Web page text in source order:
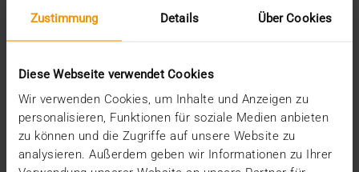
Zustimmung Details Über Cookies
Diese Webseite verwendet Cookies
Wir verwenden Cookies, um Inhalte und Anzeigen zu
personalisieren, Funktionen für soziale Medien anbieten
zu können und die Zugriffe auf unsere Website zu
analysieren. Außerdem geben wir Informationen zu Ihrer
20.03.2024
Managing Director für die Geschicke der VISUS
Health IT…
VISUS HEALTH IT
MEHR ERFAHREN